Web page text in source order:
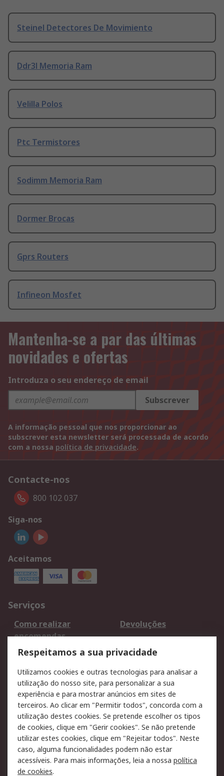
Steinel Detectores De Movimiento
Ddr3l Memoria Ram
Velilla Polos
Ptc Termistores
Sodimm Memoria Ram
Dormer Brocas
Gprs Routers
Infineon Mosfet
Mantenha-se a par das últimas
novidades e ofertas
Introduza o seu endereço de email
Subscrever
A informação pessoal que nos proporcionar ao
subscrever esta newsletter será processada de acordo
com a nossa política de privacidade.
Contacte-nos
800 102 037
Siga-nos
Aceitamos
Serviços
Como realizar
encomendas
Devoluções
Formas de entrega
Qualidade e ambiente
Pagamento e
faturação
Legal
Aviso legal
Política de cookies
Política de privacidade
- Atualizada
Segurança de emails
Respeitamos a sua privacidade
Utilizamos cookies e outras tecnologias para analisar a
utilização do nosso site, para personalizar a sua
experiência e para mostrar anúncios em sites de
terceiros. Ao clicar em "Permitir todos", concorda com a
utilização destes cookies. Se pretende escolher os tipos
de cookies, clique em "Gerir cookies". Se não pretende
utilizar estes cookies, clique em "Rejeitar todos". Neste
caso, alguma funcionalidades podem não estar
acessíveis. Para mais informações, leia a nossa política
de cookies.